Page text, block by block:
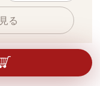
る